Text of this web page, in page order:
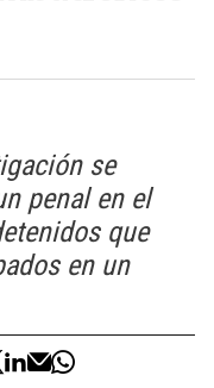
se
penal en el
que
en un